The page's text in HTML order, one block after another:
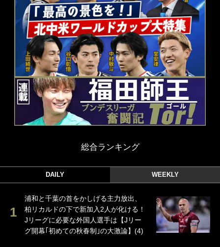
総合ランキング
DAILY WEEKLY
浦和と千葉の首をかしげる主力放出、
柏リカルドの下で新加入2人が化ける！
Jリーグに必要な外国人選手は【Jリー
グ開幕｢初めての秋春制｣の大激論】(4)